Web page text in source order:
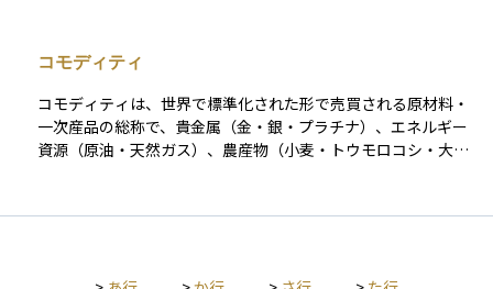
や退職資金の積立に適しており、安定した運用成績を求める投
り、一つの商品が値下がりしても、他の商品が値上がりするこ
とで全体の損失を抑える効果が期待できます。たとえば、国内
株式だけでなく、海外株式や債券など複数の商品に投資するこ
とで、安定した資産運用が目指せます。 「たくさんの場所に投
資して安全ネットを張る」というイメージを持つとわかりやす
コモディティ
コモディティは、世界で標準化された形で売買される原材料・
一次産品の総称で、貴金属（金・銀・プラチナ）、エネルギー
資源（原油・天然ガス）、農産物（小麦・トウモロコシ・大
物取引、③商品指数連動型ETF・ETN、④コモディティファン